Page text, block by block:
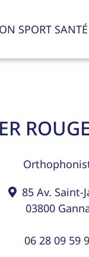
SPORT SANTÉ
85 Av. Saint-
03800
06 28 09 59